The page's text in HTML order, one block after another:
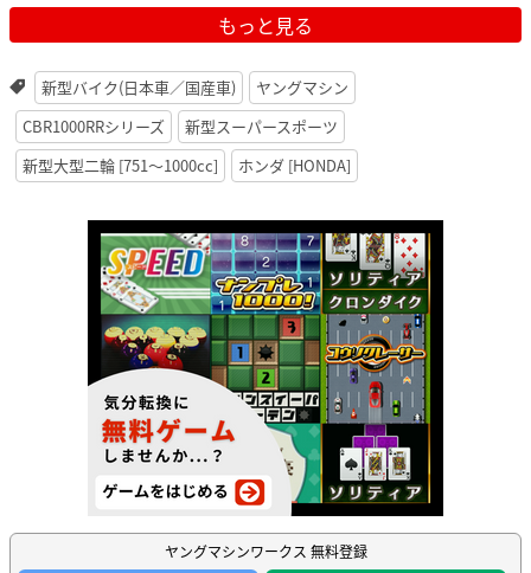
もっと見る
新型バイク(日本車／国産車)
ヤングマシン
CBR1000RRシリーズ
新型スーパースポーツ
新型大型二輪 [751〜1000cc]
ホンダ [HONDA]
ヤングマシンワークス 無料登録